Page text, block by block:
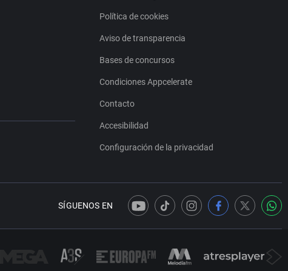
Política de cookies
Aviso de transparencia
Bases de concursos
Condiciones Appcelerate
Contacto
Accesibilidad
Configuración de la privacidad
SÍGUENOS EN